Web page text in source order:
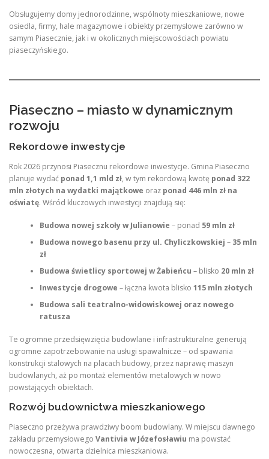
Obsługujemy domy jednorodzinne, wspólnoty mieszkaniowe, nowe
osiedla, firmy, hale magazynowe i obiekty przemysłowe zarówno w
samym Piasecznie, jak i w okolicznych miejscowościach powiatu
piaseczyńskiego.
Piaseczno – miasto w dynamicznym
rozwoju
Rekordowe inwestycje
Rok 2026 przynosi Piasecznu rekordowe inwestycje. Gmina Piaseczno
planuje wydać ponad 1,1 mld zł, w tym rekordową kwotę ponad 322
mln złotych na wydatki majątkowe oraz ponad 446 mln zł na
oświatę. Wśród kluczowych inwestycji znajdują się:
Budowa nowej szkoły w Julianowie – ponad 59 mln zł
Budowa nowego basenu przy ul. Chyliczkowskiej – 35 mln
zł
Budowa świetlicy sportowej w Żabieńcu – blisko 20 mln zł
Inwestycje drogowe – łączna kwota blisko 115 mln złotych
Budowa sali teatralno-widowiskowej oraz nowego
ratusza
Te ogromne przedsięwzięcia budowlane i infrastrukturalne generują
ogromne zapotrzebowanie na usługi spawalnicze – od spawania
konstrukcji stalowych na placach budowy, przez naprawę maszyn
budowlanych, aż po montaż elementów metalowych w nowo
powstających obiektach.
Rozwój budownictwa mieszkaniowego
Piaseczno przeżywa prawdziwy boom budowlany. W miejscu dawnego
zakładu przemysłowego Vantivia w Józefosławiu ma powstać
nowoczesna, otwarta dzielnica mieszkaniowa.